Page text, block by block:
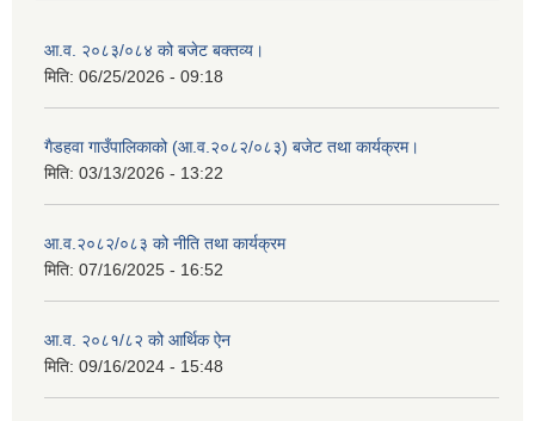
आ.व. २०८३/०८४ को बजेट बक्तव्य।
मिति: 06/25/2026 - 09:18
गैडहवा गाउँपालिकाको (आ.व.२०८२/०८३) बजेट तथा कार्यक्रम।
मिति: 03/13/2026 - 13:22
आ.व.२०८२/०८३ को नीति तथा कार्यक्रम
मिति: 07/16/2025 - 16:52
आ.व. २०८१/८२ को आर्थिक ऐन
मिति: 09/16/2024 - 15:48